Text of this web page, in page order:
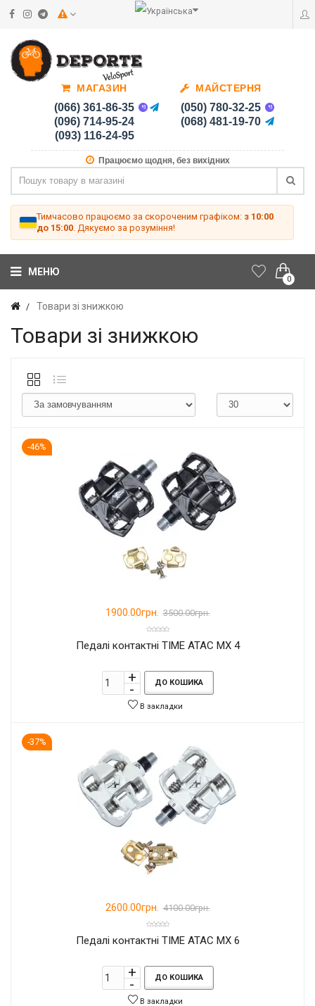
МАГАЗИН
(066) 361-86-35
(096) 714-95-24
(093) 116-24-95
МАЙСТЕРНЯ
(050) 780-32-25
(068) 481-19-70
Працюємо щодня, без вихідних
Тимчасово працюємо за скороченим графіком: з 10:00
до 15:00 . Дякуємо за розуміння!
0
МЕНЮ
Товари зі знижкою
Товари зі знижкою
-46%
1900.00грн. 3500.00грн.
Педалі контактні TIME ATAC MX 4
ДО КОШИКА
В закладки
-37%
2600.00грн. 4100.00грн.
Педалі контактні TIME ATAC MX 6
ДО КОШИКА
В закладки